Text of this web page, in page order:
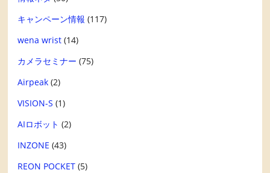
キャンペーン情報 (117)
wena wrist (14)
カメラセミナー (75)
Airpeak (2)
VISION-S (1)
AIロボット (2)
INZONE (43)
REON POCKET (5)